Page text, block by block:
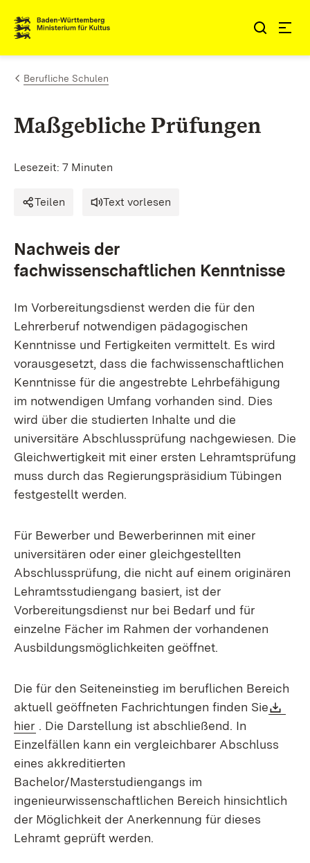
Zum Inhalt springen
Link zur Startseite
Berufliche Schulen
Maßgebliche Prüfungen
Lesezeit: 7 Minuten
Teilen Text vorlesen
Nachweis der
fachwissenschaftlichen Kenntnisse
Im Vorbereitungsdienst werden die für den
Lehrerberuf notwendigen pädagogischen
Kenntnisse und Fertigkeiten vermittelt. Es wird
vorausgesetzt, dass die fachwissenschaftlichen
Kenntnisse für die angestrebte Lehrbefähigung
im notwendigen Umfang vorhanden sind. Dies
wird über die studierten Inhalte und die
universitäre Abschlussprüfung nachgewiesen. Die
Gleichwertigkeit mit einer ersten Lehramtsprüfung
muss durch das Regierungspräsidium Tübingen
festgestellt werden.
Für Bewerber und Bewerberinnen mit einer
universitären oder einer gleichgestellten
Abschlussprüfung, die nicht auf einem originären
Lehramtsstudiengang basiert, ist der
Vorbereitungsdienst nur bei Bedarf und für
einzelne Fächer im Rahmen der vorhandenen
Ausbildungsmöglichkeiten geöffnet.
Die für den Seiteneinstieg im beruflichen Bereich
aktuell geöffneten Fachrichtungen finden Sie
hier (Öffnet in neuem Fenster)
. Die Darstellung ist abschließend. In
Einzelfällen kann ein vergleichbarer Abschluss
eines akkreditierten
Bachelor/Masterstudiengangs im
ingenieurwissenschaftlichen Bereich hinsichtlich
der Möglichkeit der Anerkennung für dieses
Lehramt geprüft werden.